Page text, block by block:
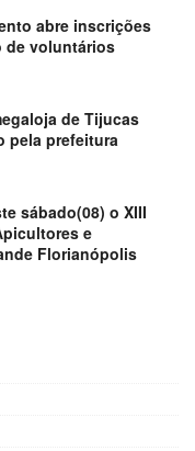
abre inscrições
de voluntários
de Tijucas
pela prefeitura
sábado(08) o XIII
e
Florianópolis